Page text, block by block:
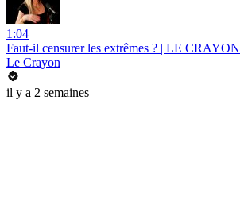
1:04
Faut-il censurer les extrêmes ? | LE CRAYON
Le Crayon
il y a 2 semaines